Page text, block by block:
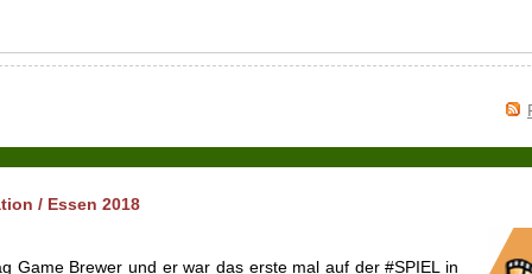
/ Essen 2018
Game Brewer und er war das erste mal auf der #SPIEL in